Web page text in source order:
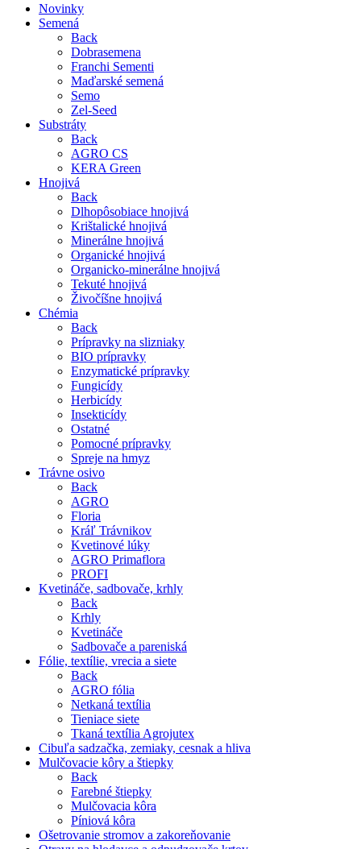
Novinky
Semená
Back
Dobrasemena
Franchi Sementi
Maďarské semená
Semo
Zel-Seed
Substráty
Back
AGRO CS
KERA Green
Hnojivá
Back
Dlhopôsobiace hnojivá
Krištalické hnojivá
Minerálne hnojivá
Organické hnojivá
Organicko-minerálne hnojivá
Tekuté hnojivá
Živočíšne hnojivá
Chémia
Back
Prípravky na slizniaky
BIO prípravky
Enzymatické prípravky
Fungicídy
Herbicídy
Insekticídy
Ostatné
Pomocné prípravky
Spreje na hmyz
Trávne osivo
Back
AGRO
Floria
Kráľ Trávnikov
Kvetinové lúky
AGRO Primaflora
PROFI
Kvetináče, sadbovače, krhly
Back
Krhly
Kvetináče
Sadbovače a pareniská
Fólie, textílie, vrecia a siete
Back
AGRO fólia
Netkaná textília
Tieniace siete
Tkaná textília Agrojutex
Cibuľa sadzačka, zemiaky, cesnak a hliva
Mulčovacie kôry a štiepky
Back
Farebné štiepky
Mulčovacia kôra
Píniová kôra
Ošetrovanie stromov a zakoreňovanie